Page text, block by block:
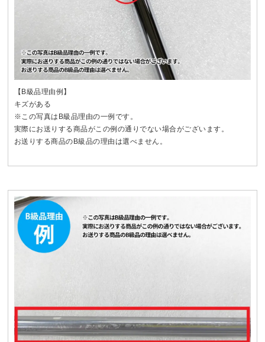
【B級品理由例】
キズがある
※この写真はB級品理由の一例です。
実際にお送りする商品がこの例の通りでない場合がございます。
お送りする商品のB級品の理由は選べません。